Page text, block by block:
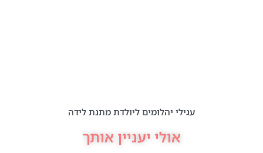
עגילי יהלומים ליולדת מתנת לידה
אולי יעניין אותך